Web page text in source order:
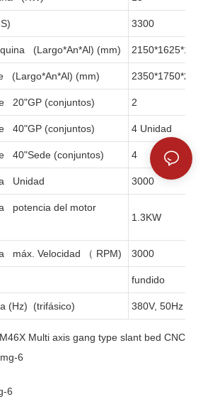
3300
(Largo*An*Al) (mm)
(Largo*An*Al) (mm)
20"GP (conjuntos) 2
40"GP (conjuntos) 4 Unidad
40"Sede (conjuntos) 4
Unidad 3000
potencia del motor
1.3KW
máx. Velocidad （ RPM) 3000
fundido
(Hz) (trifásico) 380V, 50Hz